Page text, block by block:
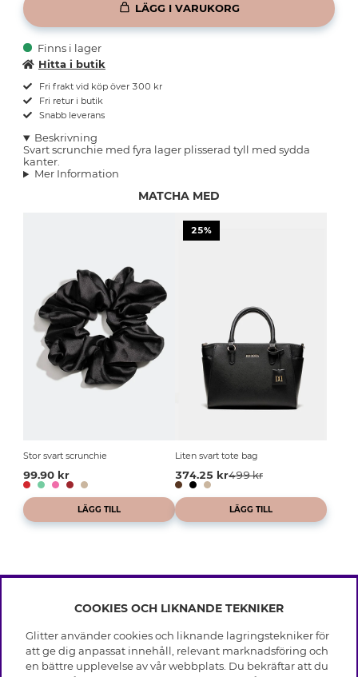
LÄGG I VARUKORG
Finns i lager
Hitta i butik
Fri frakt vid köp över 300 kr
Fri retur i butik
Snabb leverans
Beskrivning
Svart scrunchie med fyra lager plisserad tyll med sydda
kanter.
Mer Information
MATCHA MED
Stor svart scrunchie
99.90 kr
LÄGG TILL
25%
Liten svart tote bag
374.25 kr499 kr
LÄGG TILL
INFO
Leverans
Villkor
OM GLITTER
COOKIES OCH LIKNANDE TEKNIKER
Glitter använder cookies och liknande lagringstekniker för
att ge dig anpassat innehåll, relevant marknadsföring och
en bättre upplevelse av vår webbplats. Du bekräftar att du